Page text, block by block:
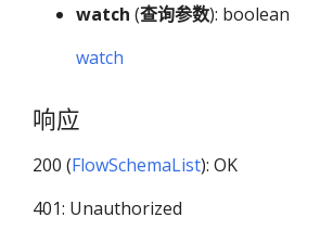
watch (查询参数): boolean
watch
响应
200 (FlowSchemaList): OK
401: Unauthorized